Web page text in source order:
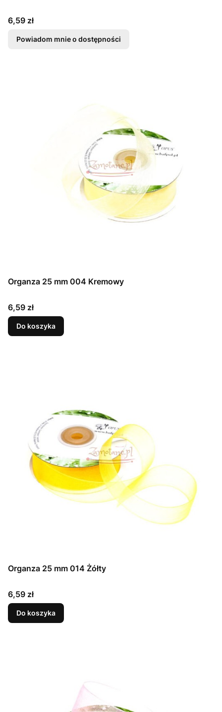
Cena
6,59 zł
Powiadom mnie o dostępności
Organza 25 mm 004 Kremowy
Cena
6,59 zł
Do koszyka
Organza 25 mm 014 Żółty
Cena
6,59 zł
Do koszyka